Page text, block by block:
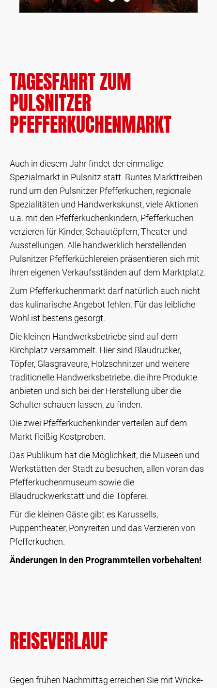
TAGESFAHRT ZUM
PULSNITZER
PFEFFERKUCHENMARKT
Auch in diesem Jahr findet der einmalige
Spezialmarkt in Pulsnitz statt. Buntes Markttreiben
rund um den Pulsnitzer Pfefferkuchen, regionale
Spezialitäten und Handwerkskunst, viele Aktionen
u.a. mit den Pfefferkuchenkindern, Pfefferkuchen
verzieren für Kinder, Schautöpfern, Theater und
Ausstellungen. Alle handwerklich herstellenden
Pulsnitzer Pfefferküchlereien präsentieren sich mit
ihren eigenen Verkaufsständen auf dem Marktplatz.
Zum Pfefferkuchenmarkt darf natürlich auch nicht
das kulinarische Angebot fehlen. Für das leibliche
Wohl ist bestens gesorgt.
Die kleinen Handwerksbetriebe sind auf dem
Kirchplatz versammelt. Hier sind Blaudrucker,
Töpfer, Glasgraveure, Holzschnitzer und weitere
traditionelle Handwerksbetriebe, die ihre Produkte
anbieten und sich bei der Herstellung über die
Schulter schauen lassen, zu finden.
Die zwei Pfefferkuchenkinder verteilen auf dem
Markt fleißig Kostproben.
Das Publikum hat die Möglichkeit, die Museen und
Werkstätten der Stadt zu besuchen, allen voran das
Pfefferkuchenmuseum sowie die
Blaudruckwerkstatt und die Töpferei.
Für die kleinen Gäste gibt es Karussells,
Puppentheater, Ponyreiten und das Verzieren von
Pfefferkuchen.
Änderungen in den Programmteilen vorbehalten!
REISEVERLAUF
Gegen frühen Nachmittag erreichen Sie mit Wricke-